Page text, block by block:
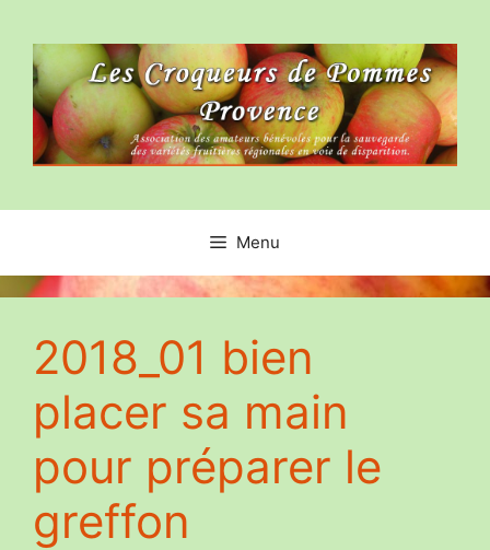
contenu
Menu
2018_01 bien
placer sa main
pour préparer le
greffon